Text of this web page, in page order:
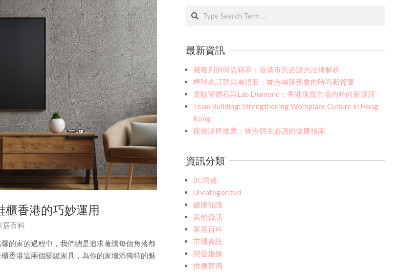
櫃香港的巧妙運用
居百科
的家的過程中，我們總是追求著讓每個角落都
香港這兩個關鍵家具，為你的家增添獨特的魅
Search
最新資訊
藏毒判刑與盜竊罪：香港市民必讀的法律解析
棒球衣訂製與團體服：香港團隊形象的時尚新篇章
實驗室鑽石與Lab Diamond：香港珠寶市場的時尚新選擇
Team Building: Strengthening Workplace Culture in Hong
Kong
寵物診所推薦：香港飼主必讀的健康指南
資訊分類
3C周邊
Uncategorized
健康知識
其他資訊
家居百科
市場資訊
戀愛婚嫁
推廣宣傳